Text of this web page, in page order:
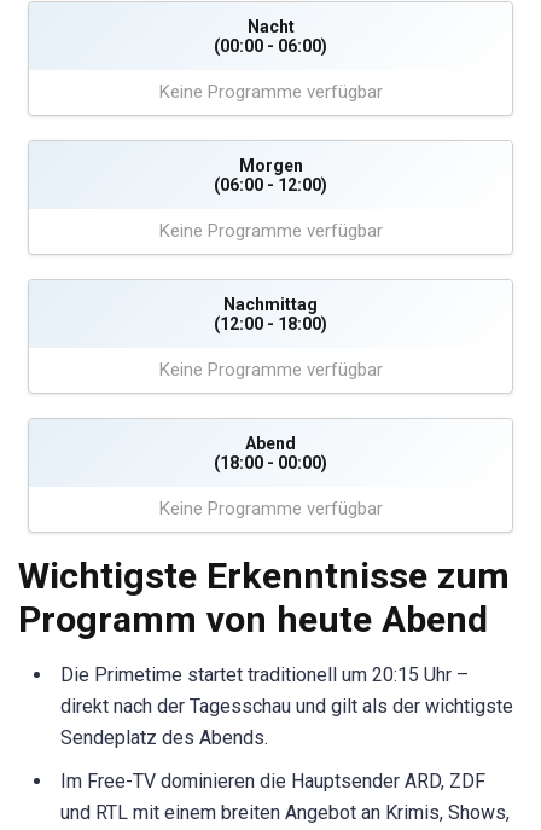
Nacht
(00:00 - 06:00)
Keine Programme verfügbar
Morgen
(06:00 - 12:00)
Keine Programme verfügbar
Nachmittag
(12:00 - 18:00)
Keine Programme verfügbar
Abend
(18:00 - 00:00)
Keine Programme verfügbar
Wichtigste Erkenntnisse zum
Programm von heute Abend
Die Primetime startet traditionell um 20:15 Uhr –
direkt nach der Tagesschau und gilt als der wichtigste
Sendeplatz des Abends.
Im Free-TV dominieren die Hauptsender ARD, ZDF
und RTL mit einem breiten Angebot an Krimis, Shows,